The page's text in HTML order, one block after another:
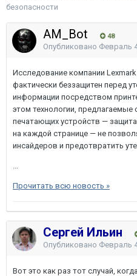
безопасности
AM_Bot 48
Опубликовано Февраль
Исследование компании
фактически беззащитен перед
информации посредством
этом технологии, предлагаемые
печатающих устройств —
на каждой странице — не
инсайдеров и предотвратить
...
Прочитать всю новость »
Сергей Ильин
Опубликовано Февраль
Вот это как раз тот случай,